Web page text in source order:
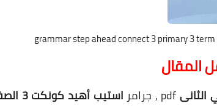
المقال
الثانىpdf , جرامر
استيب أهيد كونكت 3 الصف